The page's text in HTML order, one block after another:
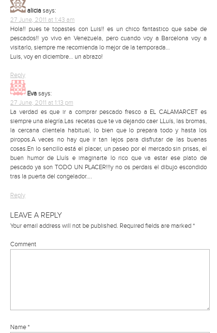
alicia says:
27 June, 2011 at 1:43 am
Hola!! pues te topastes con Luis!! es un chico fantastico que sabe de
pescados!! yo vivo en Venezuela, pero cuando voy a Barcelona voy a
visitarlo, siempre me recomienda lo mejor de la temporada…
Luis, voy en diciembre… un abrazo!
Reply
Eva says:
27 June, 2011 at 1:13 pm
La verdad es que ir a comprar pescado fresco a EL CALAMARCET es
siempre una alegría.Las recetas que te va dejando caer LLuís, las bromas,
la cercana clientela habitual, lo bien que lo prepara todo y hasta los
piropos.A veces no hay que ir tan lejos para disfrutar de las buenas
cosas.En lo sencillo está el placer, un paseo por el mercado sin prisas, el
buen humor de Lluís e imaginarte lo rico que va estar ese plato de
pescado ya son TODO UN PLACER!!!y no os perdais el dibujo escondido
tras la puerta del congelador….
Reply
LEAVE A REPLY
Your email address will not be published. Required fields are marked*
Comment
Name*